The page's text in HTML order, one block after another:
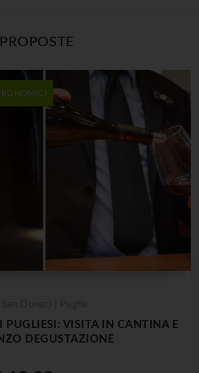
PUGLIESI: VISITA IN CANTINA E
DEGUSTAZIONE